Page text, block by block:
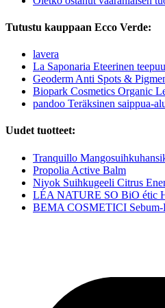
Tutustu kauppaan Ecco Verde:
lavera
La Saponaria Eteerinen
Geoderm Anti Spots &
Biopark Cosmetics Organic
pandoo Teräksinen saippua-
Uudet tuotteet:
Tranquillo
Propolia Active Balm
Niyok Suihkugeeli Citrus
LÉA NATURE SO BiO étic
BEMA COSMETICI Sebum-